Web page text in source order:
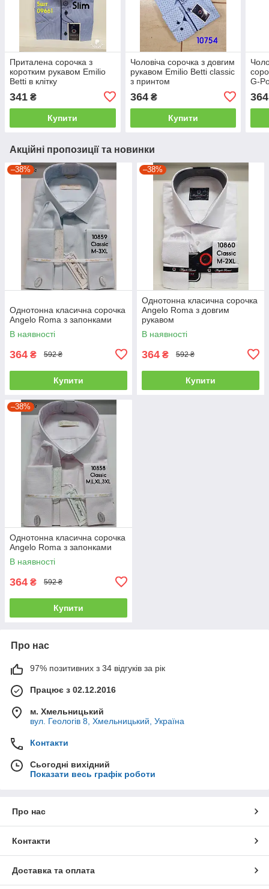
Приталена сорочка з
коротким рукавом Emilio
Betti в клітку
341 ₴
Купити
Чоловіча сорочка з довгим
рукавом Emilio Betti classic
з принтом
364₴
Купити
G-
364
Акційні пропозиції та новинки
–38%
Однотонна класична сорочка
Angelo Roma з запонками
В наявності
364 ₴ 592 ₴
Купити
–38%
Однотонна класична сорочка
Angelo Roma з довгим
рукавом
В наявності
364 ₴ 592 ₴
Купити
–38%
Однотонна класична сорочка
Angelo Roma з запонками
В наявності
364 ₴ 592 ₴
Купити
Про нас
97% позитивних з 34 відгуків за рік
Працює з 02.12.2016
м. Хмельницький
вул. Геологів 8, Хмельницький, Україна
Контакти
Сьогодні вихідний
Показати весь графік роботи
Про нас
Контакти
Доставка та оплата